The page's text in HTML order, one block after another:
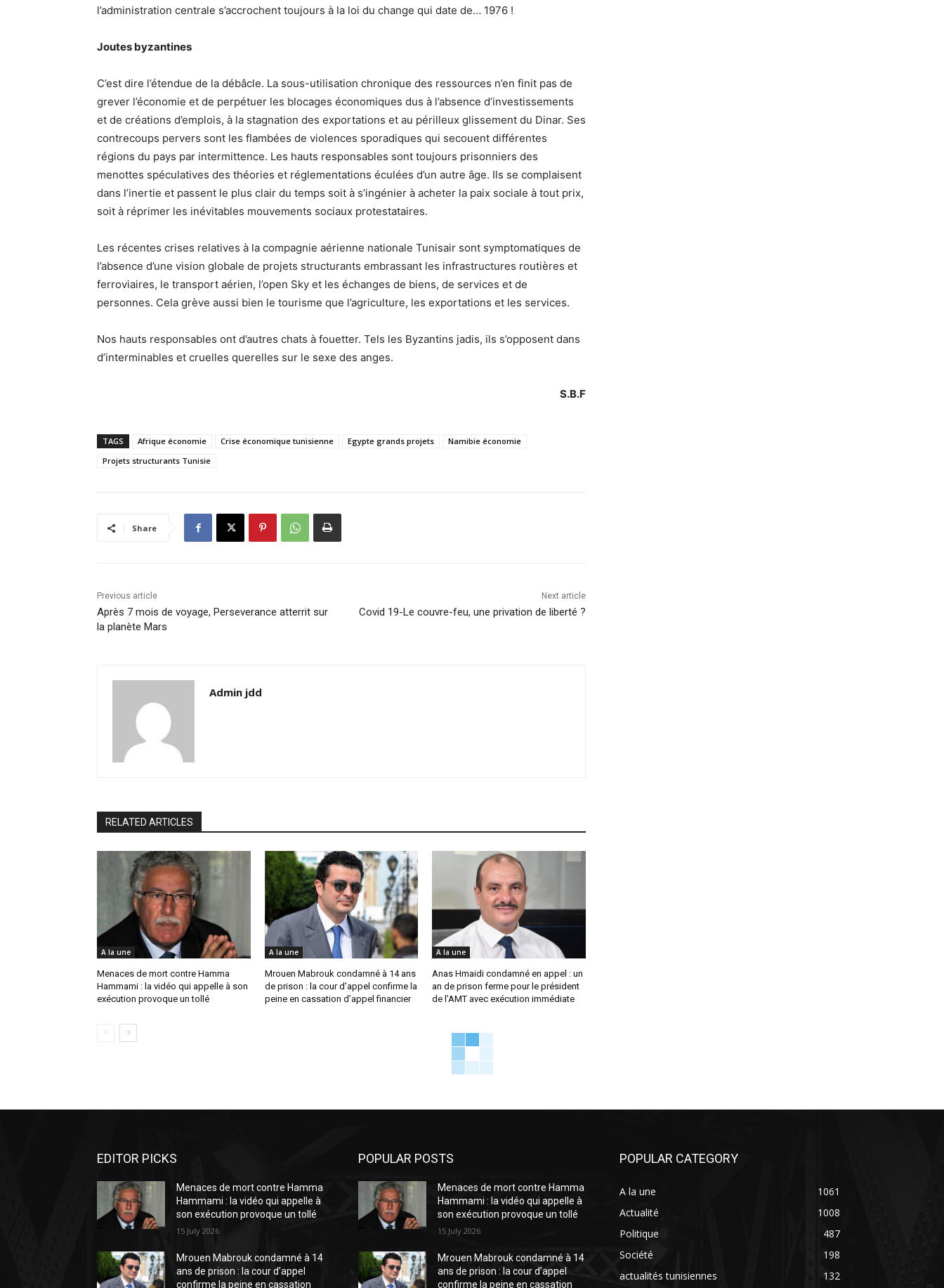
l’administration centrale s’accrochent toujours à la loi du change qui date de… 1976 !
Joutes byzantines
C’est dire l’étendue de la débâcle. La sous-utilisation chronique des ressources n’en finit pas de
grever l’économie et de perpétuer les blocages économiques dus à l’absence d’investissements
et de créations d’emplois, à la stagnation des exportations et au périlleux glissement du Dinar. Ses
contrecoups pervers sont les flambées de violences sporadiques qui secouent différentes
régions du pays par intermittence. Les hauts responsables sont toujours prisonniers des
menottes spéculatives des théories et réglementations éculées d’un autre âge. Ils se complaisent
dans l’inertie et passent le plus clair du temps soit à s’ingénier à acheter la paix sociale à tout prix,
soit à réprimer les inévitables mouvements sociaux protestataires.
Les récentes crises relatives à la compagnie aérienne nationale Tunisair sont symptomatiques de
l’absence d’une vision globale de projets structurants embrassant les infrastructures routières et
ferroviaires, le transport aérien, l’open Sky et les échanges de biens, de services et de
personnes. Cela grève aussi bien le tourisme que l’agriculture, les exportations et les services.
Nos hauts responsables ont d’autres chats à fouetter. Tels les Byzantins jadis, ils s’opposent dans
d’interminables et cruelles querelles sur le sexe des anges.
S.B.F
TAGS Afrique économie Crise économique tunisienne Egypte grands projets
Namibie économie
Projets structurants Tunisie
Share
Previous article
Après 7 mois de voyage, Perseverance atterrit sur
la planète Mars
Next article
Covid 19-Le couvre-feu, une privation de liberté ?
Admin jdd
RELATED ARTICLES
A la une
Menaces de mort contre Hamma
Hammami : la vidéo qui appelle à son
exécution provoque un tollé
A la une
Mrouen Mabrouk condamné à 14 ans
de prison : la cour d’appel confirme la
peine en cassation d’appel financier
A la une
Anas Hmaidi condamné en appel : un
an de prison ferme pour le président
de l’AMT avec exécution immédiate
EDITOR PICKS
Menaces de mort contre Hamma
Hammami : la vidéo qui appelle à
son exécution provoque un tollé
15 July 2026
Mrouen Mabrouk condamné à 14
ans de prison : la cour d’appel
confirme la peine en cassation
POPULAR POSTS
Menaces de mort contre Hamma
Hammami : la vidéo qui appelle à
son exécution provoque un tollé
15 July 2026
Mrouen Mabrouk condamné à 14
ans de prison : la cour d’appel
confirme la peine en cassation
POPULAR CATEGORY
A la une
1061
Actualité
1008
Politique
487
Société
198
actualités tunisiennes
132